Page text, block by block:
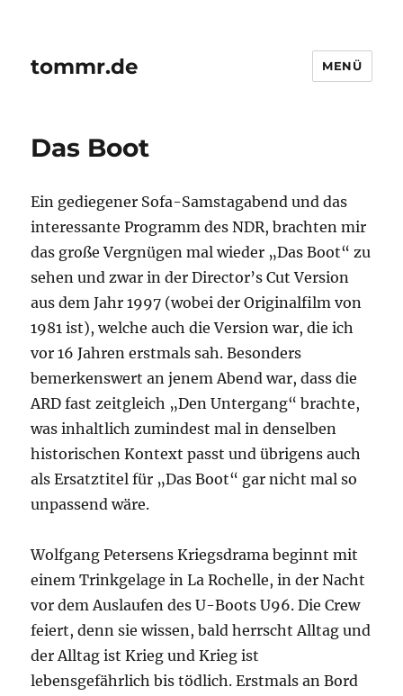
tommr.de MENÜ
Das Boot
Ein gediegener Sofa-Samstagabend und das
interessante Programm des NDR, brachten mir
das große Vergnügen mal wieder „Das Boot“ zu
sehen und zwar in der Director’s Cut Version
aus dem Jahr 1997 (wobei der Originalfilm von
1981 ist), welche auch die Version war, die ich
vor 16 Jahren erstmals sah. Besonders
bemerkenswert an jenem Abend war, dass die
ARD fast zeitgleich „Den Untergang“ brachte,
was inhaltlich zumindest mal in denselben
historischen Kontext passt und übrigens auch
als Ersatztitel für „Das Boot“ gar nicht mal so
unpassend wäre.
Wolfgang Petersens Kriegsdrama beginnt mit
einem Trinkgelage in La Rochelle, in der Nacht
vor dem Auslaufen des U-Boots U96. Die Crew
feiert, denn sie wissen, bald herrscht Alltag und
der Alltag ist Krieg und Krieg ist
lebensgefährlich bis tödlich. Erstmals an Bord